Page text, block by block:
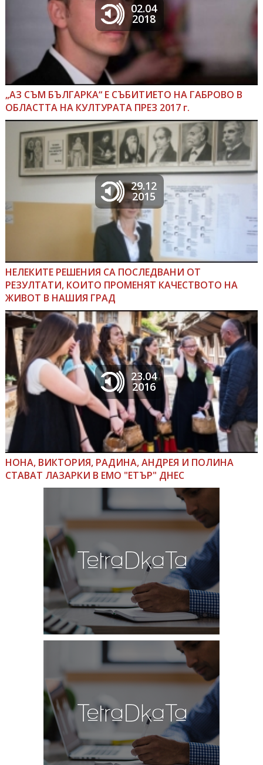
02.04
2018
„АЗ СЪМ БЪЛГАРКА“ Е СЪБИТИЕТО НА ГАБРОВО В
ОБЛАСТТА НА КУЛТУРАТА ПРЕЗ 2017 г.
29.12
2015
НЕЛЕКИТЕ РЕШЕНИЯ СА ПОСЛЕДВАНИ ОТ
РЕЗУЛТАТИ, КОИТО ПРОМЕНЯТ КАЧЕСТВОТО НА
ЖИВОТ В НАШИЯ ГРАД
23.04
2016
НОНА, ВИКТОРИЯ, РАДИНА, АНДРЕЯ И ПОЛИНА
СТАВАТ ЛАЗАРКИ В ЕМО "ЕТЪР" ДНЕС